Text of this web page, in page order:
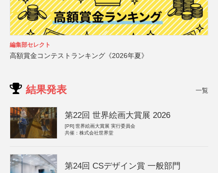
編集部セレクト
高額賞金コンテストランキング《2026年夏》
結果発表 一覧
第22回 世界絵画大賞展 2026
[PR] 世界絵画大賞展 実行委員会
共催：株式会社世界堂
第24回 CSデザイン賞 一般部門